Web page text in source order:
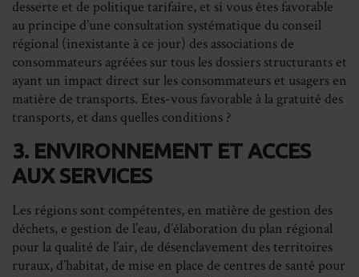
desserte et de politique tarifaire, et si vous êtes favorable
au principe d’une consultation systématique du conseil
régional (inexistante à ce jour) des associations de
consommateurs agréées sur tous les dossiers structurants et
ayant un impact direct sur les consommateurs et usagers en
matière de transports. Etes-vous favorable à la gratuité des
transports, et dans quelles conditions ?
3. ENVIRONNEMENT ET ACCES
AUX SERVICES
Les régions sont compétentes, en matière de gestion des
déchets, e gestion de l’eau, d’élaboration du plan régional
pour la qualité de l’air, de désenclavement des territoires
ruraux, d’habitat, de mise en place de centres de santé pour